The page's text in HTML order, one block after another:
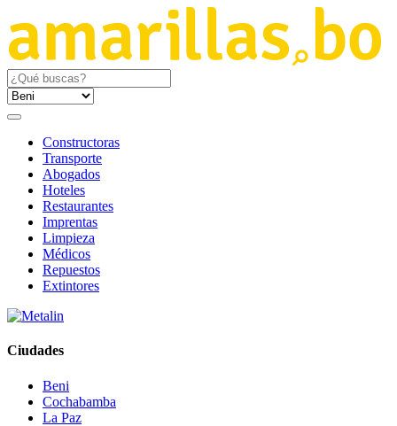
Constructoras
Transporte
Abogados
Hoteles
Restaurantes
Imprentas
Limpieza
Médicos
Repuestos
Extintores
Ciudades
Beni
Cochabamba
La Paz